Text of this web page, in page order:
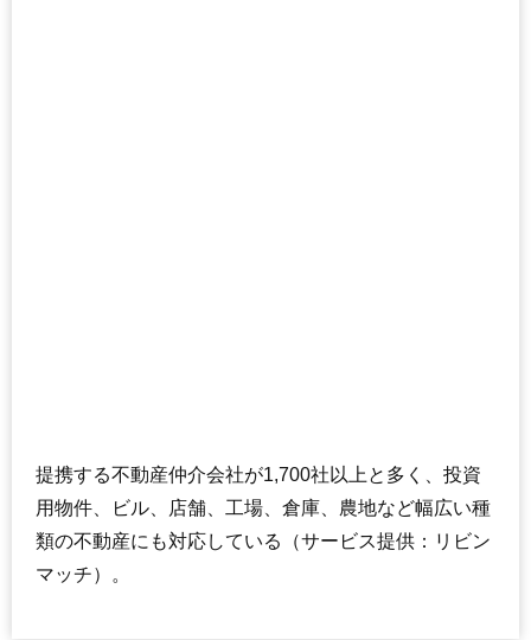
提携する不動産仲介会社が1,700社以上と多く、投資
用物件、ビル、店舗、工場、倉庫、農地など幅広い種
類の不動産にも対応している（サービス提供：リビン
マッチ）。